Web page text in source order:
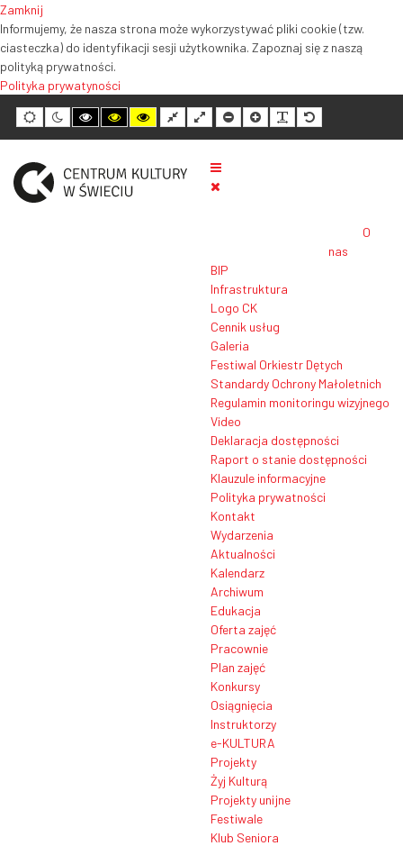
Zamknij
Informujemy, że nasza strona może wykorzystywać pliki cookie (tzw.
ciasteczka) do identyfikacji sesji użytkownika. Zapoznaj się z naszą
polityką prywatności.
Polityka prywatyności
Tryb
domyślny
Tryb
nocny
Tryb
wysokiego
kontrastu
biały
Tryb
wysokiego
kontrastu
żółty
Tryb
wysokiego
kontrastu
czarny
Normalny
układ
Szeroki
układ
Mniejszy
rozmiar
tekstu
Większy
rozmiar
tekstu
Czytelność
tekstu
Domyślny
rozmiar
tekstu
O
nas
BIP
Infrastruktura
Logo CK
Cennik usług
Galeria
Festiwal Orkiestr Dętych
Standardy Ochrony Małoletnich
Regulamin monitoringu wizyjnego
Video
Deklaracja dostępności
Raport o stanie dostępności
Klauzule informacyjne
Polityka prywatności
Kontakt
Wydarzenia
Aktualności
Kalendarz
Archiwum
Edukacja
Oferta zajęć
Pracownie
Plan zajęć
Konkursy
Osiągnięcia
Instruktorzy
e-KULTURA
Projekty
Żyj Kulturą
Projekty unijne
Festiwale
Klub Seniora